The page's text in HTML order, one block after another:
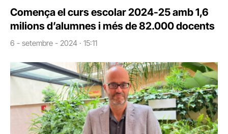
Comença el curs escolar 2024-25 amb 1,6
milions d’alumnes i més de 82.000 docents
6 - setembre - 2024 · 15:11